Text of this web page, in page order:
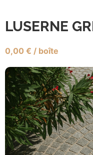
LUSERNE
0,00 € / boîte